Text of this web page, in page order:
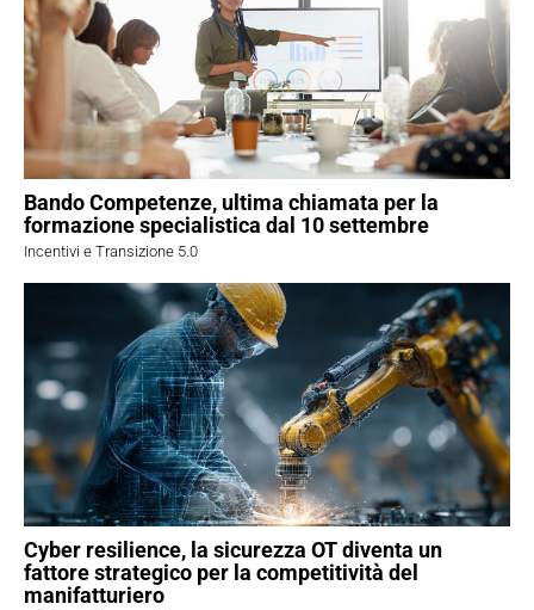
Bando Competenze, ultima chiamata per la
formazione specialistica dal 10 settembre
Incentivi e Transizione 5.0
Cyber resilience, la sicurezza OT diventa un
fattore strategico per la competitività del
manifatturiero